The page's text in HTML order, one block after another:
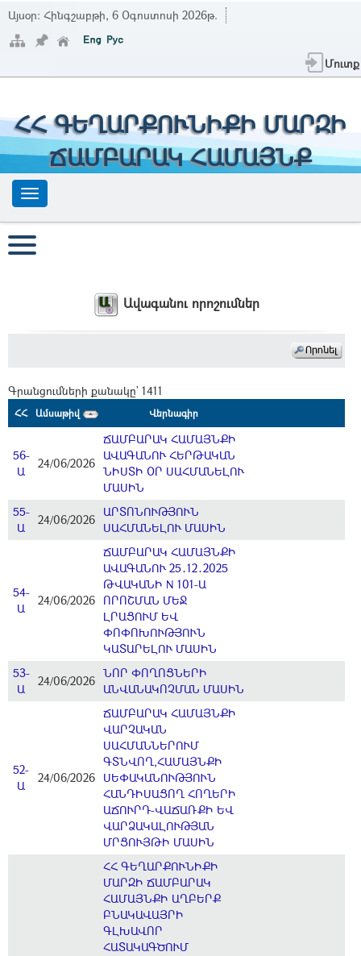
Այսօր: Հինգշաբթի, 6 Օգոստոսի 2026թ.
Մուտք
ՀՀ ԳԵՂԱՐՔՈՒՆԻՔԻ ՄԱՐԶԻ
ՃԱՄԲԱՐԱԿ ՀԱՄԱՅՆՔ
Ավագանու որոշումներ
Գրանցումների քանակը` 1411
ՀՀ Ամսաթիվ Վերնագիր
56-
Ա
24/06/2026
ՃԱՄԲԱՐԱԿ ՀԱՄԱՅՆՔԻ
ԱՎԱԳԱՆՈՒ ՀԵՐԹԱԿԱՆ
ՆԻՍՏԻ ՕՐ ՍԱՀՄԱՆԵԼՈՒ
ՄԱՍԻՆ
55-
Ա
24/06/2026
ԱՐՏՈՆՈՒԹՅՈՒՆ
ՍԱՀՄԱՆԵԼՈՒ ՄԱՍԻՆ
54-
Ա
24/06/2026
ՃԱՄԲԱՐԱԿ ՀԱՄԱՅՆՔԻ
ԱՎԱԳԱՆՈՒ 25․12․2025
ԹՎԱԿԱՆԻ N 101-Ա
ՈՐՈՇՄԱՆ ՄԵՋ
ԼՐԱՑՈՒՄ ԵՎ
ՓՈՓՈԽՈՒԹՅՈՒՆ
ԿԱՏԱՐԵԼՈՒ ՄԱՍԻՆ
53-
Ա
24/06/2026
ՆՈՐ ՓՈՂՈՑՆԵՐԻ
ԱՆՎԱՆԱԿՈՉՄԱՆ ՄԱՍԻՆ
52-
Ա
24/06/2026
ՃԱՄԲԱՐԱԿ ՀԱՄԱՅՆՔԻ
ՎԱՐՉԱԿԱՆ
ՍԱՀՄԱՆՆԵՐՈՒՄ
ԳՏՆՎՈՂ,ՀԱՄԱՅՆՔԻ
ՍԵՓԱԿԱՆՈՒԹՅՈՒՆ
ՀԱՆԴԻՍԱՑՈՂ ՀՈՂԵՐԻ
ԱՃՈՒՐԴ-ՎԱՃԱՌՔԻ ԵՎ
ՎԱՐՁԱԿԱԼՈՒԹՅԱՆ
ՄՐՑՈՒՅԹԻ ՄԱՍԻՆ
ՀՀ ԳԵՂԱՐՔՈՒՆԻՔԻ
ՄԱՐԶԻ ՃԱՄԲԱՐԱԿ
ՀԱՄԱՅՆՔԻ ԱՂԲԵՐՔ
ԲՆԱԿԱՎԱՅՐԻ
ԳԼԽԱՎՈՐ
ՀԱՏԱԿԱԳԾՈՒՄ